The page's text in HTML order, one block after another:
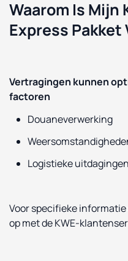
Waarom Is
Express Pakket
Vertragingen kunnen
factoren
Douaneverwerking
Logistieke uitdagingen
Voor specifieke
op met de KWE-